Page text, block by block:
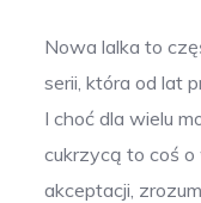
Nowa lalka to
serii, która od lat
I choć dla wielu
cukrzycą to coś
akceptacji,